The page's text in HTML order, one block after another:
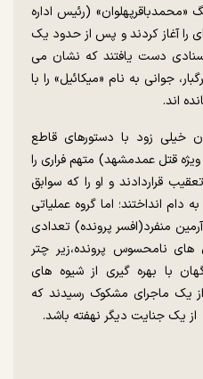
«محمدباقرپهلوان» (رئیس اداره
را آغاز کردند و پس از حدود یک
دست یافتند که نشان می
جوانی به نام «میکائیل» را با
اند.
خیلی زود با دستورهای قاطع
قتل عمدمشهد) متهم فراری را
قراردادند و او را که سوابق
انداختند؛ اما گروه عملیاتی
منفرد(افسر پرونده) تعدادی
های نامحسوس پرونده،زیر چتر
با بهره گیری از شیوه های
یک ماجرای مشکوک رسیدند که
یک جنایت دیگر نهفته باشد.